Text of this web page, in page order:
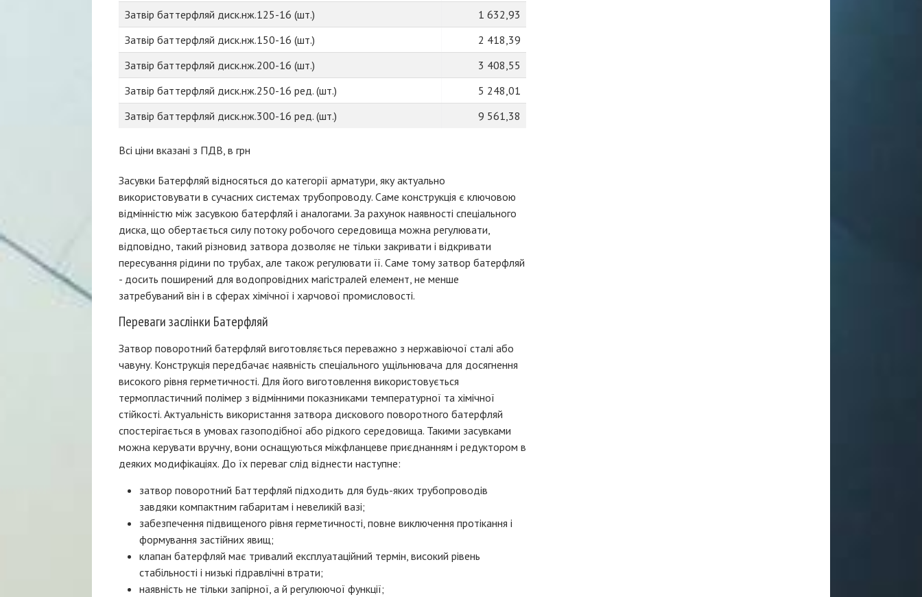
Затвір баттерфляй диск.нж.125-16 (шт.)
1 632,93
Затвір баттерфляй диск.нж.150-16 (шт.)
2 418,39
Затвір баттерфляй диск.нж.200-16 (шт.)
3 408,55
Затвір баттерфляй диск.нж.250-16 ред. (шт.)
5 248,01
Затвір баттерфляй диск.нж.300-16 ред. (шт.)
9 561,38
Всі ціни вказані з ПДВ, в грн
Засувки Батерфляй відносяться до категорії арматури, яку актуально
використовувати в сучасних системах трубопроводу. Саме конструкція є ключовою
відмінністю між засувкою батерфляй і аналогами. За рахунок наявності спеціального
диска, що обертається силу потоку робочого середовища можна регулювати,
відповідно, такий різновид затвора дозволяє не тільки закривати і відкривати
пересування рідини по трубах, але також регулювати її. Саме тому затвор батерфляй
- досить поширений для водопровідних магістралей елемент, не менше
затребуваний він і в сферах хімічної і харчової промисловості.
Переваги заслінки Батерфляй
Затвор поворотний батерфляй виготовляється переважно з нержавіючої сталі або
чавуну. Конструкція передбачає наявність спеціального ущільнювача для досягнення
високого рівня герметичності. Для його виготовлення використовується
термопластичний полімер з відмінними показниками температурної та хімічної
стійкості. Актуальність використання затвора дискового поворотного батерфляй
спостерігається в умовах газоподібної або рідкого середовища. Такими засувками
можна керувати вручну, вони оснащуються міжфланцеве приєднанням і редуктором в
деяких модифікаціях. До їх переваг слід віднести наступне:
затвор поворотний Баттерфляй підходить для будь-яких трубопроводів
завдяки компактним габаритам і невеликій вазі;
забезпечення підвищеного рівня герметичності, повне виключення протікання і
формування застійних явищ;
клапан батерфляй має тривалий експлуатаційний термін, високий рівень
стабільності і низькі гідравлічні втрати;
наявність не тільки запірної, а й регулюючої функції;